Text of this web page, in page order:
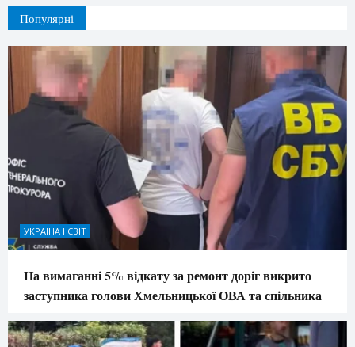
Популярні
УКРАЇНА І СВІТ
На вимаганні 5% відкату за ремонт доріг викрито
заступника голови Хмельницької ОВА та спільника